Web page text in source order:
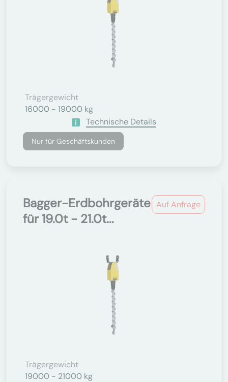
Trägergewicht
16000 - 19000 kg
Technische Details
Nur für Geschäftskunden
Auf Anfrage
Bagger-Erdbohrgeräte
für 19.0t - 21.0t...
Trägergewicht
19000 - 21000 kg